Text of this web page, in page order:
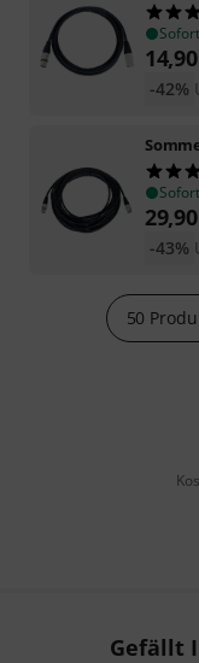
14,90
-42%
29,90
-43%
50
Gefällt